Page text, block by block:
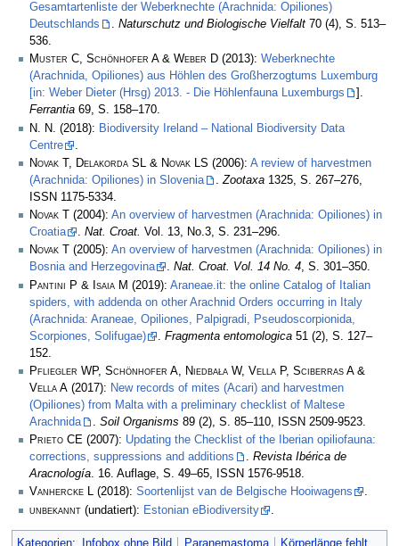
Gesamtartenliste der Weberknechte (Arachnida: Opiliones)
Deutschlands
. Naturschutz und Biologische Vielfalt 70 (4), S. 513–
536.
Muster C, Schönhofer A & Weber D (2013): Weberknechte
(Arachnida, Opiliones) aus Höhlen des Großherzogtums Luxemburg
[in: Weber Dieter (Hrsg) 2013. - Die Höhlenfauna Luxemburgs
].
Ferrantia 69, S. 158–170.
N. N.
(2018): Biodiversity Ireland – National Biodiversity Data
Centre
Novak T, Delakorda SL & Novak LS (2006): A review of harvestmen
(Arachnida: Opiliones) in Slovenia
.Zootaxa 1325, S. 267–276,
ISSN 1175-5334.
Novak T
(2004): An overview of harvestmen (Arachnida: Opiliones) in
Croatia
. Nat. Croat. Vol. 13, No.3, S. 231–296.
Novak T
(2005): An overview of harvestmen (Arachnida: Opiliones) in
Bosnia and Herzegovina
. Nat. Croat. Vol. 14 No. 4, S. 301–350.
Pantini P & Isaia M (2019): Araneae.it: the online Catalog of Italian
spiders, with addenda on other Arachnid Orders occurring in Italy
(Arachnida: Araneae, Opiliones, Palpigradi, Pseudoscorpionida,
Scorpiones, Solifugae)
Fragmenta entomologica 51 (2), S. 127–
152.
Pfliegler WP, Schönhofer A, Niedbała W, Vella P, Sciberras A &
Vella A (2017): New records of mites (Acari) and harvestmen
(Opiliones) from Malta with a preliminary checklist of Maltese
Arachnida
. Soil Organisms 89 (2), S. 85–110, ISSN 2509-9523.
Prieto CE (2007): Updating the Checklist of the Iberian opiliofauna:
corrections, suppressions and additions
. Revista Ibérica de
Aracnología. 16. Auflage, S. 49–65, ISSN 1576-9518.
Vanhercke L (2018): Soortenlijst van de Belgische Hooiwagens
.
unbekannt (undatiert): Estonian eBiodiversity